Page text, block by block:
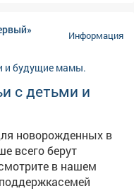
Не
как поставить лайк,
задумайся
сети или в жизни,
resurs-center.ru/hotline.
Информация
с детьми и
новорожденных в
в нашем
#поддержкасемей